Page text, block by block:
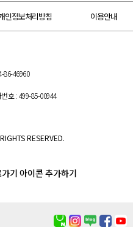
인정보처리방침 이용안내
86-46960
호 : 499-85-00944
RESERVED.
기 아이콘 추가하기